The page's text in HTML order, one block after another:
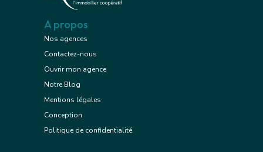
A propos
Nos agences
Contactez-nous
Ouvrir mon agence
Notre Blog
Mentions légales
Conception
Politique de confidentialité